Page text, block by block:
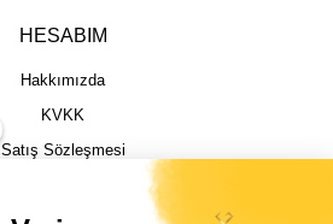
HESABIM
Hakkımızda
KVKK
Satış Sözleşmesi
İptal İade Şartları